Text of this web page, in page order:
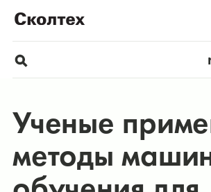
Ученые
методы